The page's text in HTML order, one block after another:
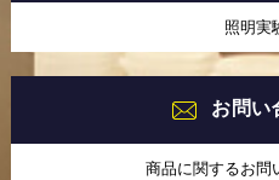
照明実
お問い
商品に関するお問